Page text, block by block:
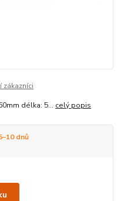
zákazníci
délka: 5... celý popis
dnů